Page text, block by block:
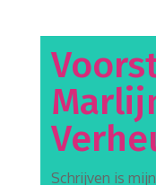
Schrijven is